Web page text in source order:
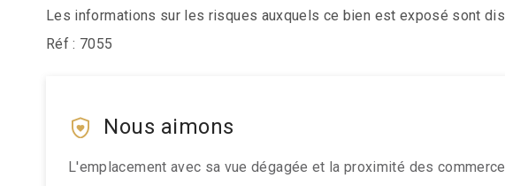
Les informations sur les risques auxquels ce bien est exposé sont
Réf : 7055
Nous aimons
L'emplacement avec sa vue dégagée et la proximité des